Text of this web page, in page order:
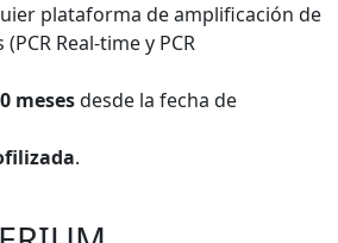
plataforma de amplificación de
Real-time y PCR
mesesdesde la fecha de
.